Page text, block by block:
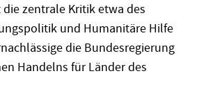
zentrale Kritik etwa des
und Humanitäre Hilfe
die Bundesregierung
Handelns für Länder des